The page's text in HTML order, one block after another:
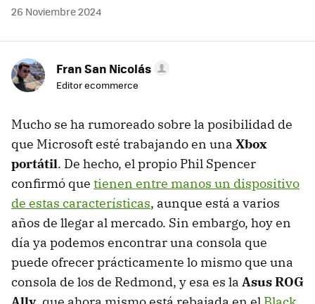
26 Noviembre 2024
Fran San Nicolás
Editor ecommerce
Mucho se ha rumoreado sobre la posibilidad de
que Microsoft esté trabajando en una Xbox
portátil. De hecho, el propio Phil Spencer
confirmó que tienen entre manos un dispositivo
de estas características, aunque está a varios
años de llegar al mercado. Sin embargo, hoy en
día ya podemos encontrar una consola que
puede ofrecer prácticamente lo mismo que una
consola de los de Redmond, y esa es la Asus ROG